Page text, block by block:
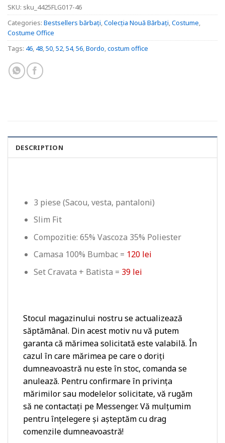
SKU: sku_4425FLG017-46
Categories: Bestsellers bărbați,Colecția Nouă Bărbați,Costume,
Costume Office
Tags: 46, 48,50,52,54,56,Bordo,costum office
DESCRIPTION
3 piese (Sacou, vesta, pantaloni)
Slim Fit
Compozitie: 65% Vascoza 35% Poliester
Camasa 100% Bumbac = 120 lei
Set Cravata + Batista = 39 lei
Stocul magazinului nostru se actualizează
săptămânal. Din acest motiv nu vă putem
garanta că mărimea solicitată este valabilă. În
cazul în care mărimea pe care o doriți
dumneavoastră nu este în stoc, comanda se
anulează. Pentru confirmare în privința
mărimilor sau modelelor solicitate, vă rugăm
să ne contactați pe Messenger. Vă mulțumim
pentru înțelegere și așteptăm cu drag
comenzile dumneavoastră!